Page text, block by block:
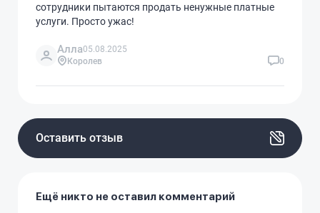
сотрудники пытаются продать ненужные платные
услуги. Просто ужас!
Алла05.08.2025
Королев
0
Оставить отзыв
Ещё никто не оставил комментарий